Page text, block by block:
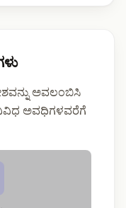
ಅವಲಂಬಿಸಿ
ಅವಧಿಗಳವರೆಗೆ